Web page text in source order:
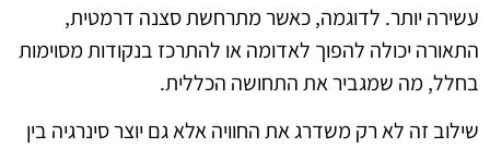
עשירה יותר. לדוגמה, כאשר מתרחשת סצנה דרמטית,
התאורה יכולה להפוך לאדומה או להתרכז בנקודות מסוימות
בחלל, מה שמגביר את התחושה הכללית.
שילוב זה לא רק משדרג את החוויה אלא גם יוצר סינרגיה בין